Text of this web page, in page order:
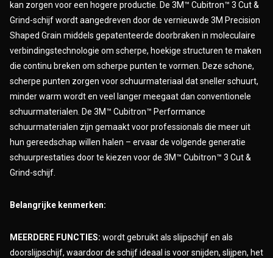
kan zorgen voor een hogere productie. De 3M™ Cubitron™ 3 Cut &
Grind-schijf wordt aangedreven door de vernieuwde 3M Precision
Shaped Grain middels gepatenteerde doorbraken in moleculaire
verbindingstechnologie om scherpe, hoekige structuren te maken
die continu breken om scherpe punten te vormen. Deze schone,
scherpe punten zorgen voor schuurmateriaal dat sneller schuurt,
minder warm wordt en veel langer meegaat dan conventionele
schuurmaterialen. De 3M™ Cubitron™ Performance
schuurmaterialen zijn gemaakt voor professionals die meer uit
hun gereedschap willen halen – ervaar de volgende generatie
schuurprestaties door te kiezen voor de 3M™ Cubitron™ 3 Cut &
Grind-schijf.
Belangrijke kenmerken:
MEERDERE FUNCTIES: wordt gebruikt als slijpschijf en als
doorslijpschijf, waardoor de schijf ideaal is voor snijden, slijpen, het